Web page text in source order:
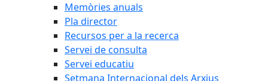
Memòries anuals
Pla director
Recursos per a la recerca
Servei de consulta
Servei educatiu
Setmana Internacional dels Arxius